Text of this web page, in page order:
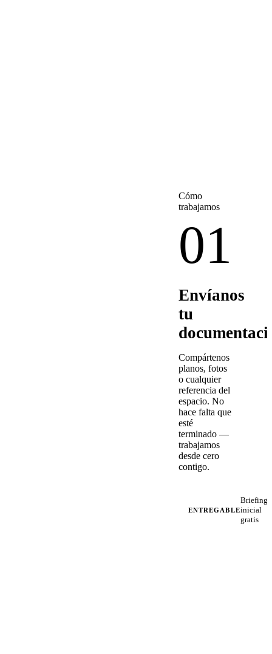
Cómo
trabajamos
01
Envíanos
tu
Compártenos
planos, fotos
o cualquier
referencia del
espacio. No
hace falta que
esté
terminado —
trabajamos
desde cero
contigo.
ENTREGABLE
Briefing
inicial
gratis